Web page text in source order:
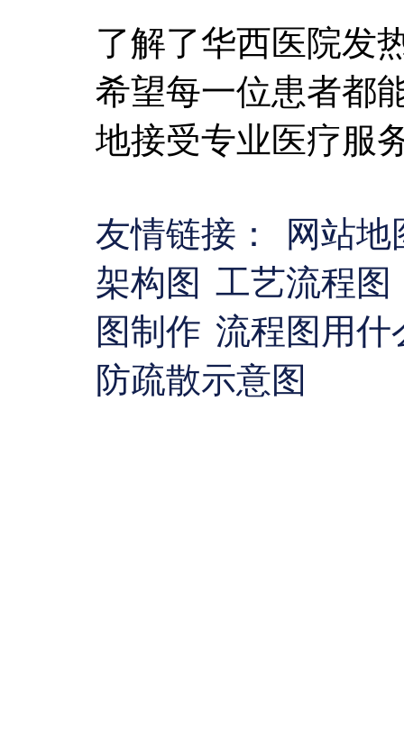
了解了华西医院发
希望每一位患者都
地接受专业医疗服
友情链接：
网站
架构图 工艺流程图
图制作 流程图用
防疏散示意图